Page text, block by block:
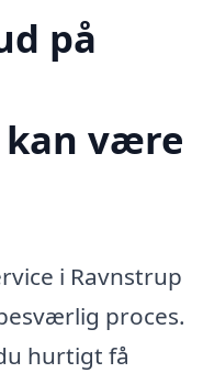
på
kan være
i Ravnstrup
proces.
hurtigt få